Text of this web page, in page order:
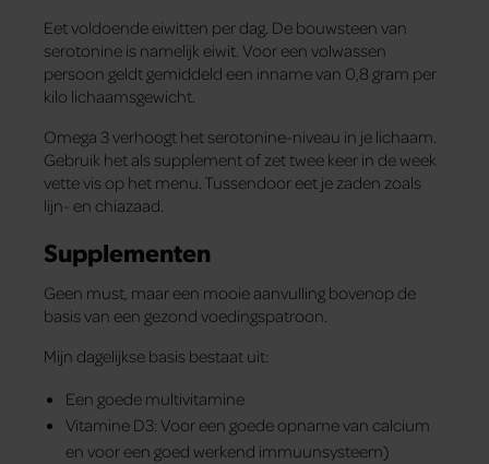
Eet voldoende eiwitten per dag. De bouwsteen van
serotonine is namelijk eiwit. Voor een volwassen
persoon geldt gemiddeld een inname van 0,8 gram per
kilo lichaamsgewicht.
Omega 3 verhoogt het serotonine-niveau in je lichaam.
Gebruik het als supplement of zet twee keer in de week
vette vis op het menu. Tussendoor eet je zaden zoals
lijn- en chiazaad.
Supplementen
Geen must, maar een mooie aanvulling bovenop de
basis van een gezond voedingspatroon.
Mijn dagelijkse basis bestaat uit:
Een goede multivitamine
Vitamine D3: Voor een goede opname van calcium
en voor een goed werkend immuunsysteem)